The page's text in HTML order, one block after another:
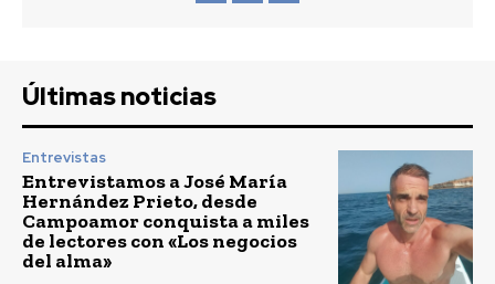
Últimas noticias
Entrevistas
Entrevistamos a José María
Hernández Prieto, desde
Campoamor conquista a miles
de lectores con «Los negocios
del alma»